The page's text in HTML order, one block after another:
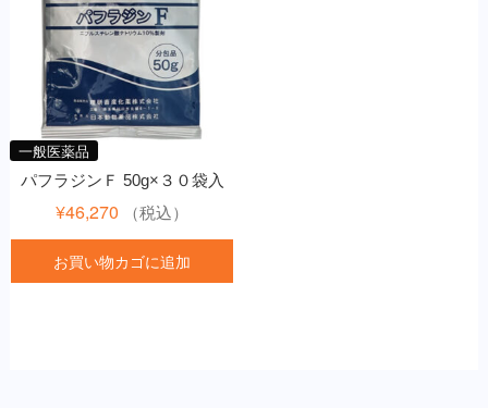
一般医薬品
パフラジンＦ 50g×３０袋入
¥46,270 （税込）
お買い物カゴに追加